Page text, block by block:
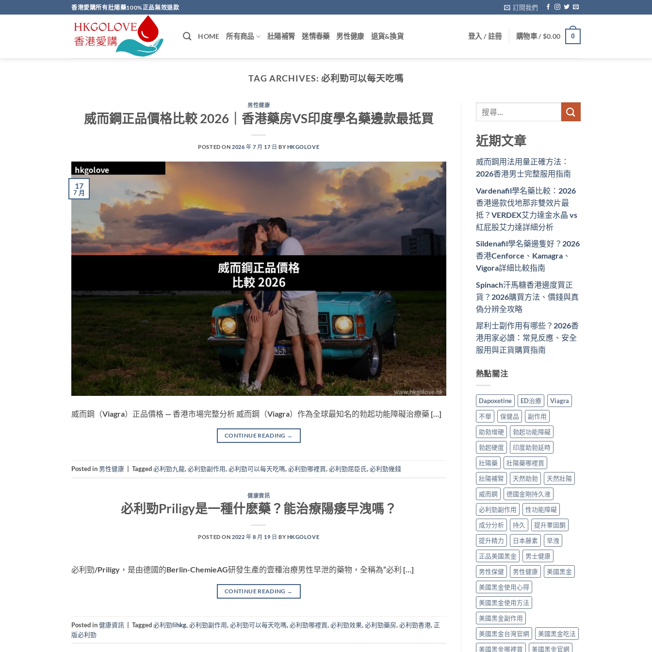
to
香港愛購所有壯陽藥100%正品無效退款 訂閱我們
HOME 所有商品 壯陽補腎 迷情春藥 男性健康 退貨&換貨 登入 / 註冊 購物車 /$0.00 0
TAG ARCHIVES: 必利勁可以每天吃嗎
男性健康
威而鋼正品價格比較 2026｜香港藥房VS印度學名藥邊款最抵買
POSTED ON 2026 年 7 月 17 日 BY HKGOLOVE
17
7 月
威而鋼（Viagra）正品價格 — 香港市場完整分析 威而鋼（Viagra）作為全球最知名的勃起功能障礙治療藥 […]
CONTINUE READING →
Posted in 男性健康 Tagged必利勁九龍,必利勁副作用,必利勁可以每天吃嗎,必利勁哪裡買,必利勁屈臣氏,必利勁幾錢
健康資訊
必利勁Priligy是一種什麽藥？能治療陽痿早洩嗎？
POSTED ON 2022 年 8 月 19 日 BY HKGOLOVE
必利勁/Priligy，是由德國的Berlin-ChemieAG研發生產的壹種治療男性早泄的藥物，全稱為“必利 […]
CONTINUE READING →
Posted in健康資訊 Tagged必利勁lihkg,必利勁副作用,必利勁可以每天吃嗎,必利勁哪裡買,必利勁效果,必利勁藥房,必利勁香港, 正
版必利勁
近期文章
威而鋼用法用量正確方法：
2026香港男士完整服用指南
Vardenafil學名藥比較：2026
香港邊款伐地那非雙效片最
抵？VERDEX艾力達金水晶 vs
紅屁股艾力達詳細分析
Sildenafil學名藥邊隻好？2026
香港Cenforce、Kamagra、
Vigora詳細比較指南
Spinach汗馬糖香港邊度買正
貨？2026購買方法、價錢與真
偽分辨全攻略
犀利士副作用有哪些？2026香
港用家必讀：常見反應、安全
服用與正貨購買指南
熱點關注
Dapoxetine ED治療
Viagra
不舉
保健品
副作用
助勃增硬
勃起功能障礙
勃起硬度
印度助勃延時
壯陽藥
壯陽藥哪裡買
壯陽補腎
天然助勃
天然壯陽
威而鋼
德國金剛持久液
必利勁副作用
性功能障礙
成分分析
持久
提升睪固酮
提升精力
日本藤素
早洩
正品美國黑金
男士健康
男性保健
男性健康
美國黑金
美國黑金使用心得
美國黑金使用方法
美國黑金副作用
美國黑金台灣官網
美國黑金吃法
美國黑金哪裡買
美國黑金官網